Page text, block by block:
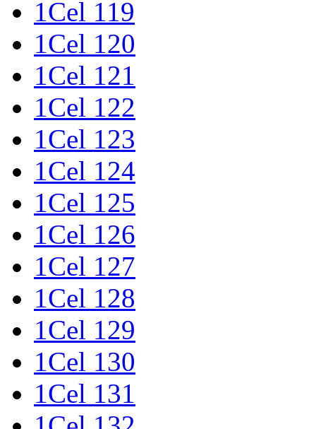
1Cel 119
1Cel 120
1Cel 121
1Cel 122
1Cel 123
1Cel 124
1Cel 125
1Cel 126
1Cel 127
1Cel 128
1Cel 129
1Cel 130
1Cel 131